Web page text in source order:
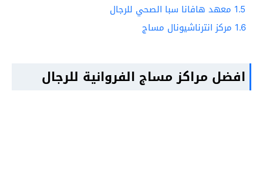
1.5 معهد هافانا سبا الصحي للرجال
1.6 مركز انترناشيونال مساج
افضل مراكز مساج الفروانية للرجال